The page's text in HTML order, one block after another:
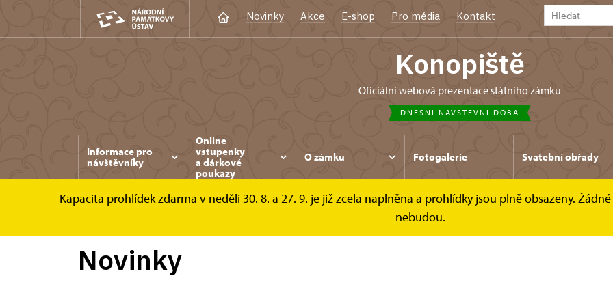
Novinky Akce E-shop Pro média Kontakt
Konopiště
oficiální webová prezentace státního zámku
DNEŠNÍ NÁVŠTĚVNÍ DOBA
Informace pro
návštěvníky
Online
vstupenky
a dárkové
poukazy
O zámku Fotogalerie Svatební obřady
Kapacita prohlídek zdarma v neděli 30. 8. a 27. 9. je již zcela naplněna a prohlídky jsou plně obsazeny.
nebudou.
Konopiště Zprávy
Novinky